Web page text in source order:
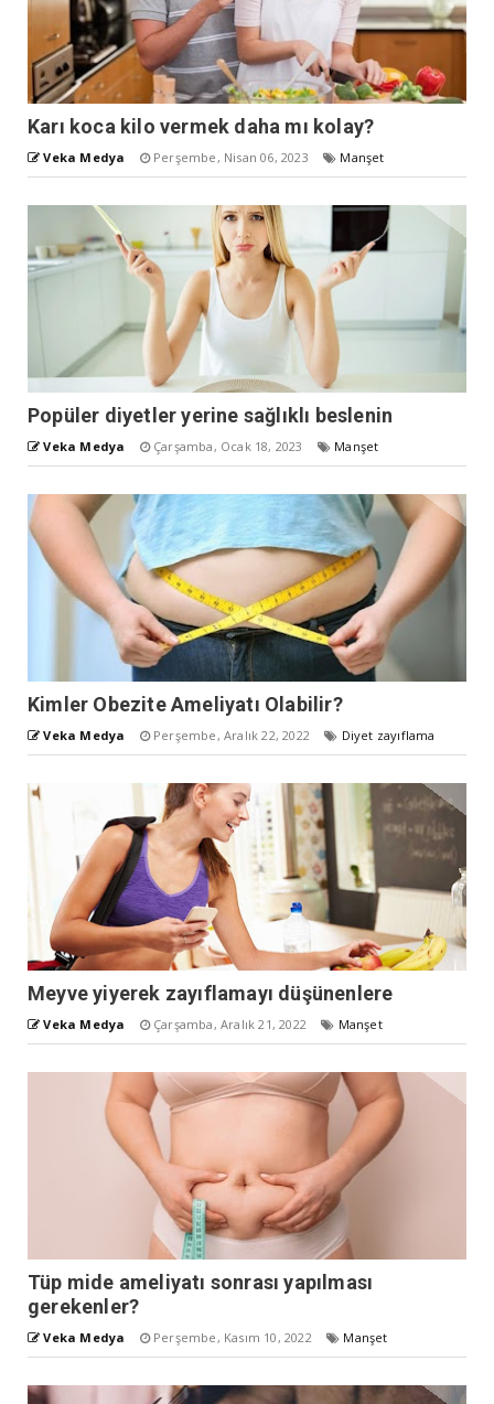
Karı koca kilo vermek daha mı kolay?
Veka Medya Perşembe, Nisan 06, 2023 Manşet
Popüler diyetler yerine sağlıklı beslenin
Veka Medya Çarşamba, Ocak 18, 2023 Manşet
Kimler Obezite Ameliyatı Olabilir?
Veka Medya Perşembe, Aralık 22, 2022 Diyet zayıflama
Meyve yiyerek zayıflamayı düşünenlere
Veka Medya Çarşamba, Aralık 21, 2022 Manşet
Tüp mide ameliyatı sonrası yapılması
gerekenler?
Veka Medya Perşembe, Kasım 10, 2022 Manşet